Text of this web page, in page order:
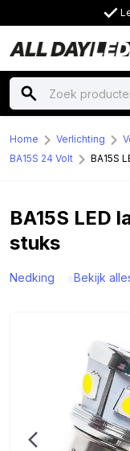
Home Verlichting
BA15S 24 Volt
BA15S
BA15S LED
stuks
Nedking Bekijk